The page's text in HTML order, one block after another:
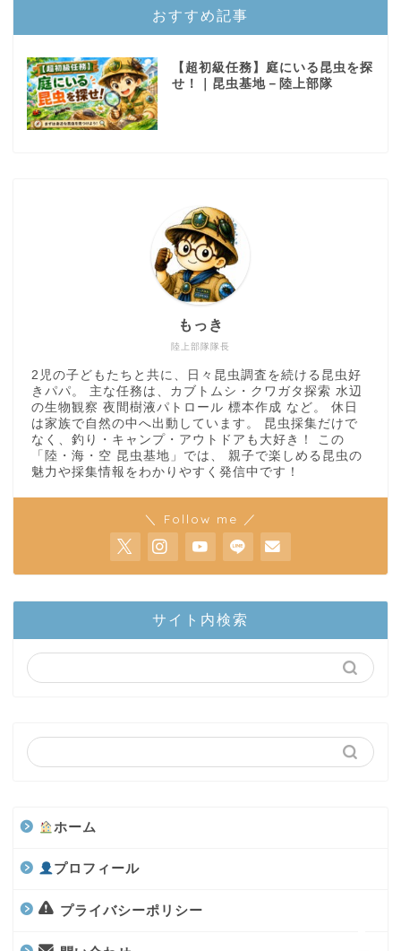
おすすめ記事
【超初級任務】庭にいる昆虫を探
せ！｜昆虫基地－陸上部隊
陸上部隊隊長
もっき
2児の子どもたちと共に、日々昆虫調査を続ける昆虫好
きパパ。 主な任務は、カブトムシ・クワガタ探索 水辺
の生物観察 夜間樹液パトロール 標本作成 など。 休日
は家族で自然の中へ出動しています。 昆虫採集だけで
なく、釣り・キャンプ・アウトドアも大好き！ この
「陸・海・空 昆虫基地」では、 親子で楽しめる昆虫の
魅力や採集情報をわかりやすく発信中です！
＼ Follow me ／
サイト内検索
ホーム
プロフィール
プライバシーポリシー
陸上部隊
世界のカブトムシ